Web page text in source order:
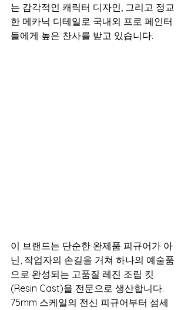
는 감각적인 캐릭터 디자인, 그리고 정교
한 메카닉 디테일로 국내외 프로 페인터
들에게 높은 찬사를 받고 있습니다.
이 브랜드는 단순한 완제품 피규어가 아
닌, 작업자의 손길을 거쳐 하나의 예술품
으로 완성되는 고품질 레진 조립 킷
(Resin Cast)을 전문으로 생산합니다.
75mm 스케일의 전신 피규어부터 섬세